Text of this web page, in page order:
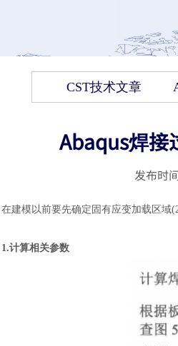
CST技术文章
Abaqus焊接
发布时
在建模以前要先确定固有应变加载区域
1.计算相关参数